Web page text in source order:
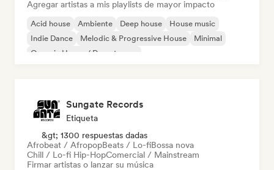
Agregar artistas a mis playlists de mayor impacto
Acid house Ambiente Deep house
House music
Indie Dance
Melodic & Progressive House
Minimal
Organic House / Downtempo
Sungate Records
Etiqueta
&gt; 1300 respuestas dadas
Afrobeat / AfropopBeats / Lo-fiBossa nova
Chill / Lo-fi Hip-HopComercial / Mainstream
Firmar artistas o lanzar su música